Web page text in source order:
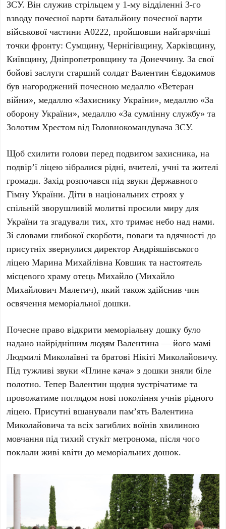
ЗСУ. Він служив стрільцем у 1-му відділенні 3-го
взводу почесної варти батальйону почесної варти
військової частини А0222, пройшовши найгарячіші
точки фронту: Сумщину, Чернігівщину, Харківщину,
Київщину, Дніпропетровщину та Донеччину. За свої
бойові заслуги старший солдат Валентин Євдокимов
був нагороджений почесною медаллю «Ветеран
війни», медаллю «Захиснику України», медаллю «За
оборону України», медаллю «За сумлінну службу» та
Золотим Хрестом від Головнокомандувача ЗСУ.
Щоб схилити голови перед подвигом захисника, на
подвір’ї ліцею зібралися рідні, вчителі, учні та жителі
громади. Захід розпочався під звуки Державного
Гімну України. Діти в національних строях у
спільній зворушливій молитві просили миру для
України та згадували тих, хто тримає небо над нами.
Зі словами глибокої скорботи, поваги та вдячності до
присутніх звернулися директор Андріяшівського
ліцею Марина Михайлівна Ковшик та настоятель
місцевого храму отець Михайло (Михайло
Михайлович Малетич), який також здійснив чин
освячення меморіальної дошки.
Почесне право відкрити меморіальну дошку було
надано найріднішим людям Валентина — його мамі
Людмилі Миколаївні та братові Нікіті Миколайовичу.
Під тужливі звуки «Плине кача» з дошки зняли біле
полотно. Тепер Валентин щодня зустрічатиме та
провожатиме поглядом нові покоління учнів рідного
ліцею. Присутні вшанували пам’ять Валентина
Миколайовича та всіх загиблих воїнів хвилиною
мовчання під тихий стукіт метронома, після чого
поклали живі квіти до меморіальних дошок.